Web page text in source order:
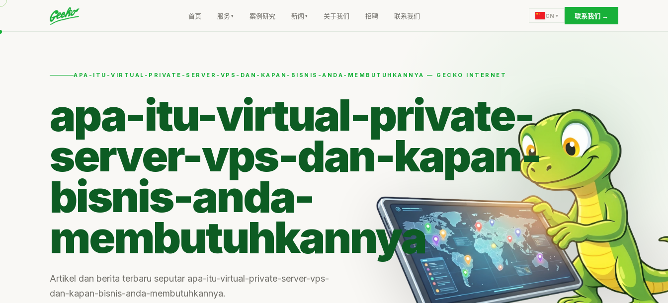
首页 服务 案例研究 新闻 关于我们 招聘 联系我们 CN 联系我们 →
APA-ITU-VIRTUAL-PRIVATE-SERVER-VPS-DAN-KAPAN-BISNIS-ANDA-MEMBUTUHKANNYA — GECKO INTERNET
apa-itu-virtual-private-
server-vps-dan-kapan-
bisnis-anda-
membutuhkannya
Artikel dan berita terbaru seputar apa-itu-virtual-private-server-vps-
dan-kapan-bisnis-anda-membutuhkannya.